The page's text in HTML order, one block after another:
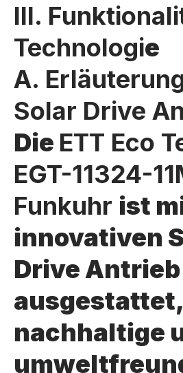
III.
Technologie
A.
Solar Drive
Die ETT Eco
EGT-11324-
Funkuhr ist
innovativen
Drive Antrieb
nachhaltige